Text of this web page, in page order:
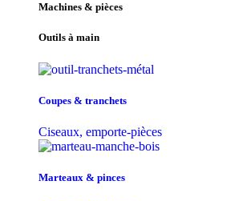
Machines & pièces
Outils à main
Coupes & tranchets
Ciseaux, emporte-pièces
Marteaux & pinces